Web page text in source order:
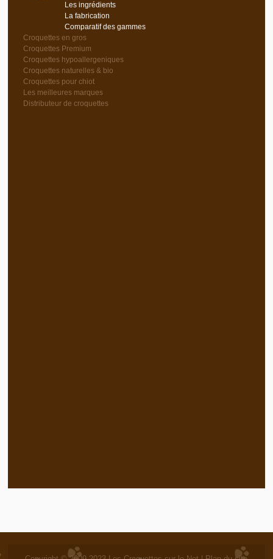
Les ingrédients
La fabrication
Comparatif des gammes
Croquettes en gros
Croquettes Premium
Croquettes hypoallergeniques
Croquettes naturelles & bio
Croquettes pour chiot
Les meilleures marques
Distributeur de croquettes